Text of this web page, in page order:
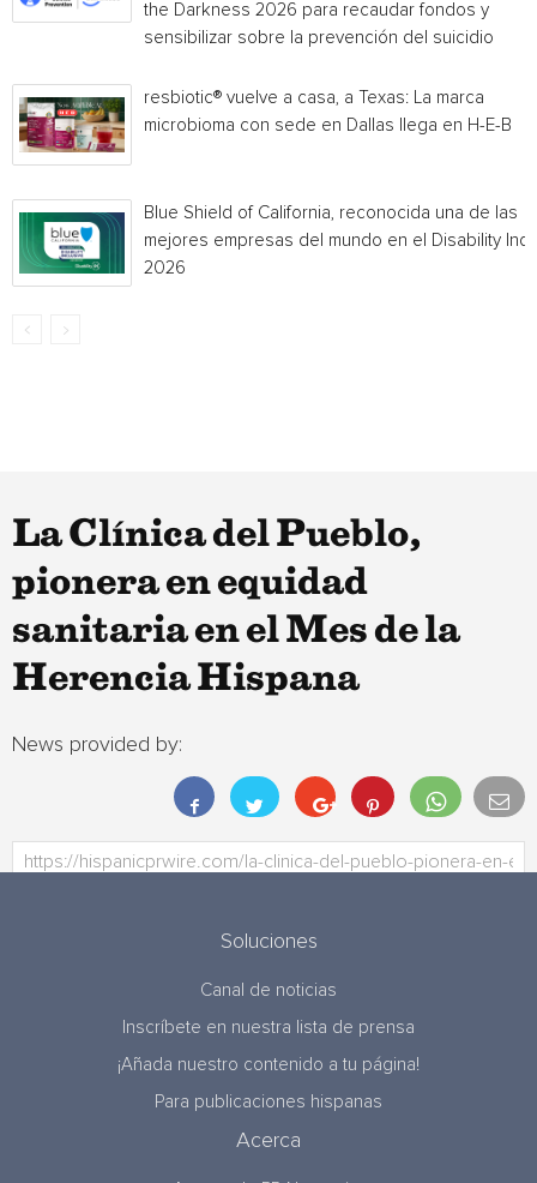
the Darkness 2026 para recaudar fondos y
sensibilizar sobre la prevención del suicidio
resbiotic® vuelve a casa, a Texas: La marca
microbioma con sede en Dallas llega en H-E-B
Blue Shield of California, reconocida una de las
mejores empresas del mundo en el Disability
2026
La Clínica del Pueblo,
pionera en equidad
sanitaria en el Mes de la
Herencia Hispana
News provided by:
Soluciones
Canal de noticias
Inscríbete en nuestra lista de prensa
¡Añada nuestro contenido a tu página!
Para publicaciones hispanas
Acerca